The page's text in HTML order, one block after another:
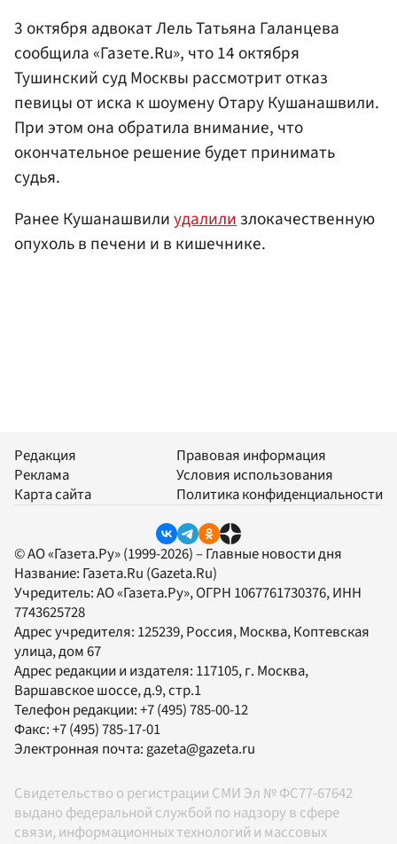
3 октября адвокат Лель Татьяна Галанцева
сообщила «Газете.Ru», что 14 октября
Тушинский суд Москвы рассмотрит отказ
певицы от иска к шоумену Отару Кушанашвили.
При этом она обратила внимание, что
окончательное решение будет принимать
судья.
Ранее Кушанашвилиудалилизлокачественную
опухоль в печени и в кишечнике.
Редакция
Реклама
Карта сайта
Правовая информация
Условия использования
Политика конфиденциальности
© АО «Газета.Ру» (1999-2026) – Главные новости дня
Название: Газета.Ru (Gazeta.Ru)
Учредитель:АО «Газета.Ру», ОГРН 1067761730376, ИНН
7743625728
Адрес учредителя: 125239, Россия, Москва, Коптевская
улица, дом 67
Адрес редакции и издателя: 117105, г. Москва,
Варшавское шоссе, д.9, стр.1
Телефон редакции:+7 (495) 785-00-12
Факс:+7 (495) 785-17-01
Электронная почта: gazeta@gazeta.ru
Свидетельство о регистрации СМИ Эл № ФС77-67642
выдано федеральной службой по надзору в сфере
связи, информационных технологий и массовых